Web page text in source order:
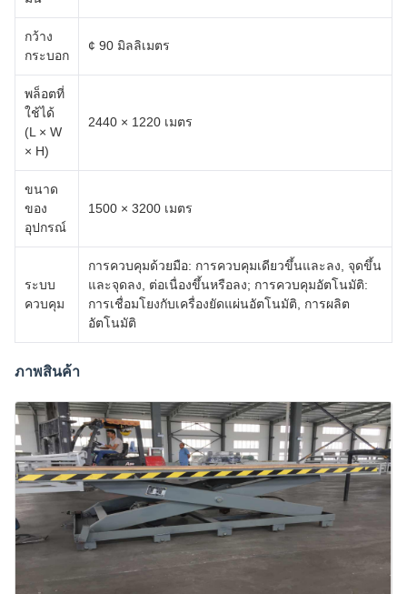
กว้าง
กระบอก
¢ 90 มิลลิเมตร
พล็อตที่
ใช้ได้
(L × W
× H)
2440 × 1220 เมตร
ขนาด
ของ
อุปกรณ์
1500 × 3200 เมตร
ระบบ
ควบคุม
การควบคุมด้วยมือ: การควบคุมเดียวขึ้นและลง, จุดขึ้น
และจุดลง, ต่อเนื่องขึ้นหรือลง; การควบคุมอัตโนมัติ:
การเชื่อมโยงกับเครื่องยัดแผ่นอัตโนมัติ, การผลิต
อัตโนมัติ
ภาพสินค้า